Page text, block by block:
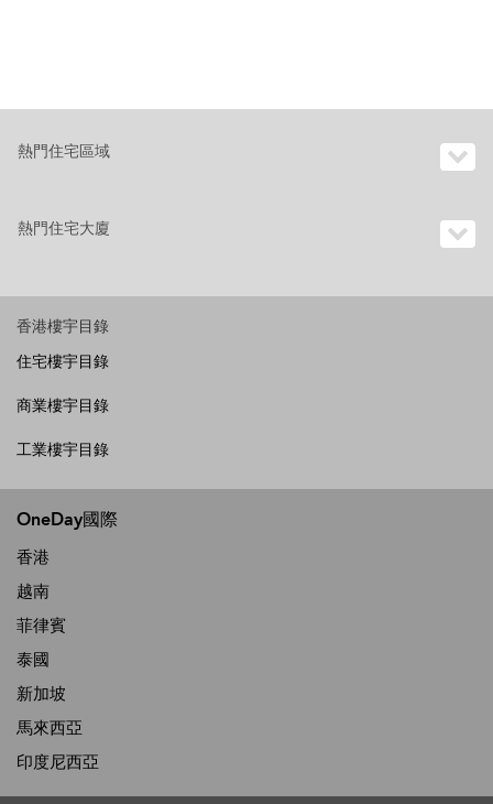
熱門住宅區域
熱門住宅大廈
香港樓宇目錄
住宅樓宇目錄
商業樓宇目錄
工業樓宇目錄
OneDay國際
香港
越南
菲律賓
泰國
新加坡
馬來西亞
印度尼西亞